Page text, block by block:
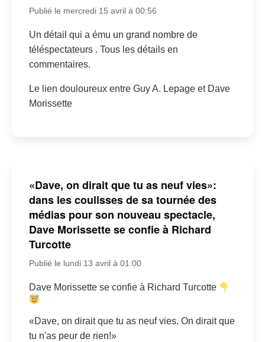
Publié le mercredi 15 avril à 00:56
Un détail qui a ému un grand nombre de
téléspectateurs . Tous les détails en
commentaires.
Le lien douloureux entre Guy A. Lepage et Dave
Morissette
«Dave, on dirait que tu as neuf vies»:
dans les coulisses de sa tournée des
médias pour son nouveau spectacle,
Dave Morissette se confie à Richard
Turcotte
Publié le lundi 13 avril à 01:00
Dave Morissette se confie à Richard Turcotte
«Dave, on dirait que tu as neuf vies. On dirait que
tu n'as peur de rien!»